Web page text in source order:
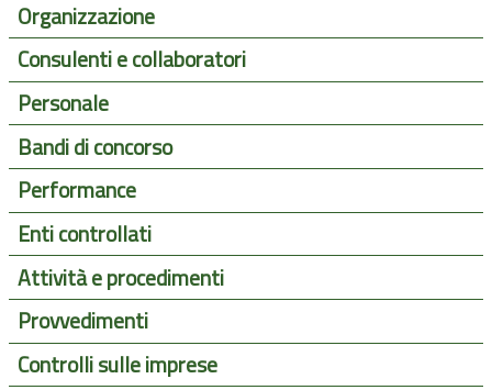
Organizzazione
Consulenti e collaboratori
Personale
Bandi di concorso
Performance
Enti controllati
Attività e procedimenti
Provvedimenti
Controlli sulle imprese